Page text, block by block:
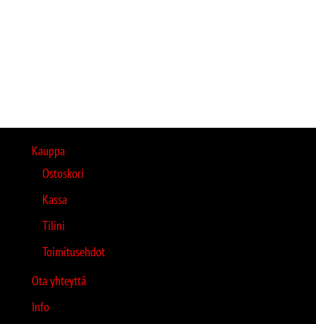
Kauppa
Ostoskori
Kassa
Tilini
Toimitusehdot
Ota yhteyttä
Info